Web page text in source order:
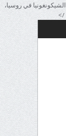
في روسيا،
/>